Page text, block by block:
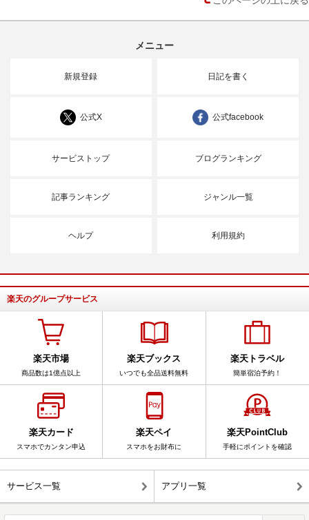
メニュー
新規登録 日記を書く
公式X 公式facebook
サービストップ ブログランキング
記事ランキング ジャンル一覧
ヘルプ 利用規約
楽天のグループサービス
楽天市場
商品数は1億点以上
楽天ブックス
いつでも全品送料無料
楽天トラベル
簡単宿泊予約！
楽天カード
スマホでカンタン申込
楽天ペイ
スマホをお財布に
楽天PointClub
手軽にポイントを確認
サービス一覧 アプリ一覧